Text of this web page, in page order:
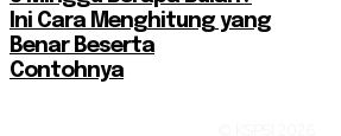
Ini Cara Menghitung yang
Benar Beserta
Contohnya